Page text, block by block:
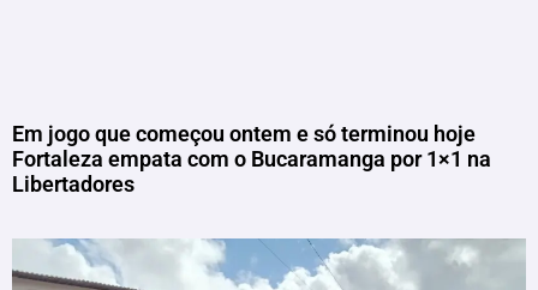
Em jogo que começou ontem e só terminou hoje
Fortaleza empata com o Bucaramanga por 1×1 na
Libertadores